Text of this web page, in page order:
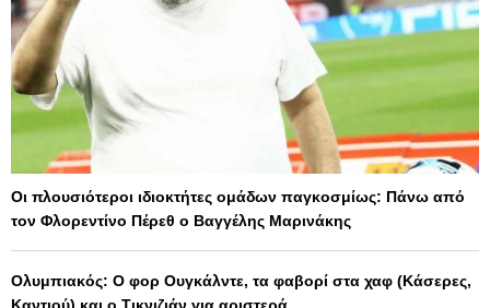
Οι πλουσιότεροι ιδιοκτήτες ομάδων παγκοσμίως: Πάνω από
τον Φλορεντίνο Πέρεθ ο Βαγγέλης Μαρινάκης
Ολυμπιακός: Ο φορ Ουγκάλντε, τα φαβορί στα χαφ (Κάσερες,